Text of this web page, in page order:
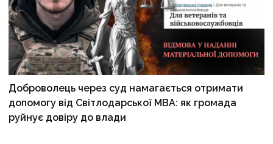
Доброволець через суд намагається отримати
допомогу від Світлодарської МВА: як громада
руйнує довіру до влади